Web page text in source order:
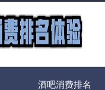
酒吧消费排名